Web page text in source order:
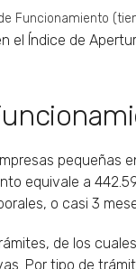
Funcionamiento
el Índice de
pequeñas
equivale a
o casi 3
de los
Por tipo de